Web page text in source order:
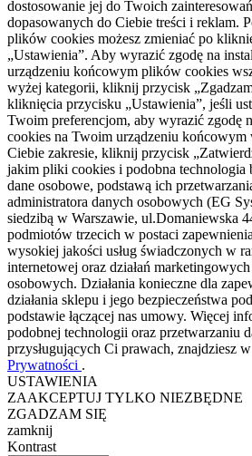
dostosowanie jej do Twoich
dopasowanych do Ciebie treści i reklam.
plików cookies możesz zmieniać po
„Ustawienia”. Aby wyrazić zgodę na
urządzeniu końcowym plików cookies
wyżej kategorii, kliknij przycisk
kliknięcia przycisku „Ustawienia”, jeśli
Twoim preferencjom, aby wyrazić zgodę
cookies na Twoim urządzeniu
Ciebie zakresie, kliknij przycisk
jakim pliki cookies i podobna technologia
dane osobowe, podstawą ich
administratora danych osobowych (EG
siedzibą w Warszawie, ul.Domaniewska
podmiotów trzecich w postaci
wysokiej jakości usług świadczonych w
internetowej oraz działań
osobowych. Działania konieczne dla
działania sklepu i jego bezpieczeństwa
podstawie łączącej nas umowy. Więcej
podobnej technologii oraz przetwarzaniu
przysługujących Ci prawach, znajdziesz w
Prywatności .
USTAWIENIA
ZAAKCEPTUJ TYLKO NIEZBĘDNE
ZGADZAM SIĘ
zamknij
Kontrast